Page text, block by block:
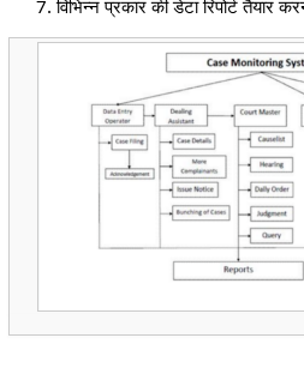
विभिन्न प्रकार की डेटा रिपोर्ट तैयार